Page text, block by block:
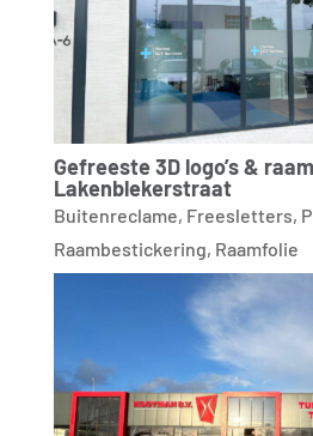
Gefreeste 3D logo’s &
Lakenblekerstraat
Buitenreclame, Freesletters,
Raambestickering, Raamfolie